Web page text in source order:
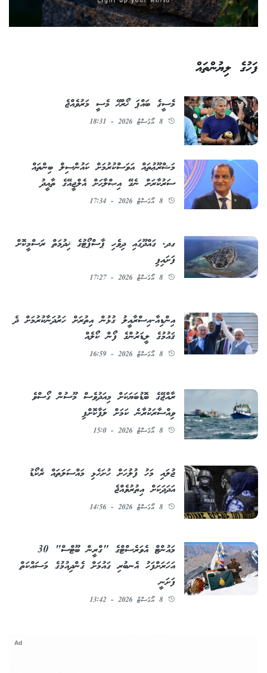
ފަހުގެ ލިޔުންތައް
މެސީގެ ބައްޕަ ޚޯރްޚޭ މެސީ މަރުވެއްޖެ
8 އޯގަސްޓު 2026 - 18:31
މަޝްރޫޢުތައް އަވަސްކުރުމަށް ކައުންސިލް ބިންތައް
ސަރުކާރަށް ނެގޭ އިޞްލާޙަށް އެލްޖީއޭގެ ތާއީދު
8 އޯގަސްޓު 2026 - 17:34
ގދ. ގައްދޫގައި ދިވެހި ޕާސްޕޯޓުގެ ޚިދުމަތް ރަސްމީކޮށް
ފަށައިފި
8 އޯގަސްޓު 2026 - 17:27
އިންޑިއާ-އިސްރާއީލު ގުޅުން އިތުރަށް ހަރުދަނާކުރުމަށް ދެ
ޤައުމުގެ ލީޑަރުންގެ ފޯން ކޯލެއް
8 އޯގަސްޓު 2026 - 16:59
ރާއްޖޭގެ ބޮޑުބަޔަކަށް މިއަދުވެސް މޫސުން ގޯސްވެ
ވިއްސާރަކުރާނެ ކަމަށް ލަފާކޮށްފި
8 އޯގަސްޓު 2026 - 15:0
ޖުލައި މަހު ފުލުހަށް ހުށަހެޅި މައްސަލަތައް ރެކޯޑު
އަދަދަކަށް އިތުރުވެއްޖެ
8 އޯގަސްޓު 2026 - 14:56
މައުންޓް އެވަރެސްޓްގެ "ގްރީން ބޫޓްސް" 30
އަހަރަށްފަހު އެނބުރި ގައުމަށް ގެންދިއުމުގެ މަސައްކަތް
ފަށަނީ
8 އޯގަސްޓު 2026 - 13:42
Ad